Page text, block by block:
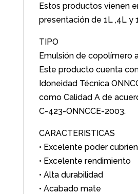
Estos productos vienen
presentación de 1L ,4L y
TIPO
Emulsión de copolímero
Este producto cuenta
Idoneidad Técnica
como Calidad A de
C-423-ONNCCE-2003.
CARACTERISTICAS
• Excelente poder
• Excelente rendimiento
• Alta durabilidad
• Acabado mate